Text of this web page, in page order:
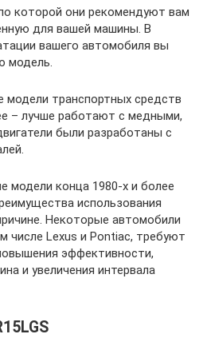
которой они рекомендуют вам
для вашей машины. В
вашего автомобиля вы
модель.
модели транспортных средств
– лучше работают с медными,
были разработаны с
модели конца 1980-х и более
использования
Некоторые автомобили
числе Lexus и Pontiac, требуют
эффективности,
и увеличения интервала